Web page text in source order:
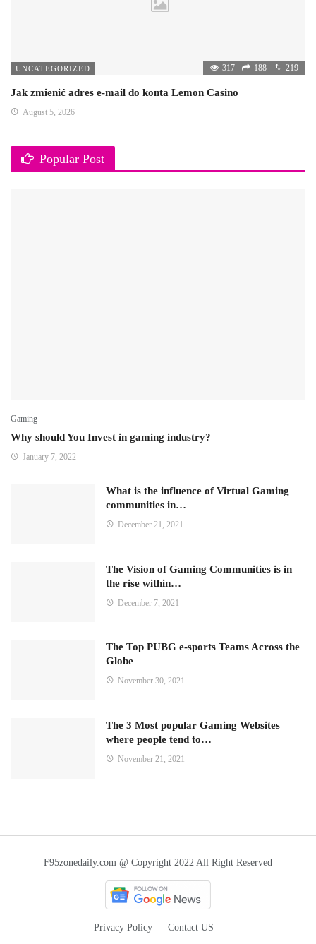
UNCATEGORIZED 317 188 219
Jak zmienić adres e-mail do konta Lemon Casino
August 5, 2026
Popular Post
Gaming
Why should You Invest in gaming industry?
January 7, 2022
What is the influence of Virtual Gaming
communities in…
December 21, 2021
The Vision of Gaming Communities is in
the rise within…
December 7, 2021
The Top PUBG e-sports Teams Across the
Globe
November 30, 2021
The 3 Most popular Gaming Websites
where people tend to…
November 21, 2021
F95zonedaily.com @ Copyright 2022 All Right Reserved
Privacy Policy Contact US